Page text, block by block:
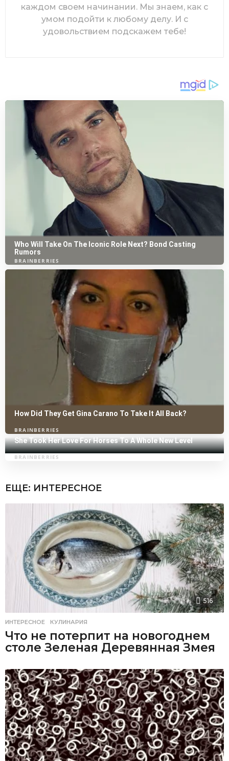
каждом своем начинании. Мы знаем, как с
умом подойти к любому делу. И с
удовольствием подскажем тебе!
ЕЩЕ: ИНТЕРЕСНОЕ
516
ИНТЕРЕСНОЕ ,КУЛИНАРИЯ
Что не потерпит на новогоднем
столе Зеленая Деревянная Змея